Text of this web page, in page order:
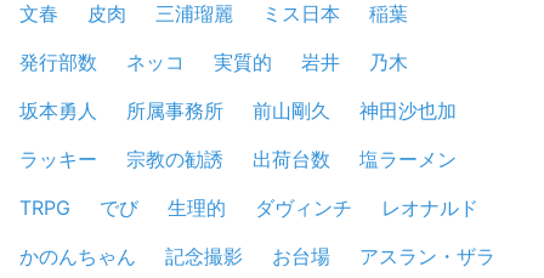
文春
皮肉 三浦瑠麗 ミス日本
稲葉
発行部数
ネッコ 実質的 岩井
乃木
坂本勇人
所属事務所 前山剛久
神田沙也加
ラッキー
宗教の勧誘 出荷台数
塩ラーメン
TRPG
でび 生理的 ダヴィンチ
レオナルド
かのんちゃん
記念撮影 お台場
アスラン・ザラ